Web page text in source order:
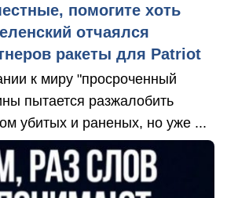
помогите хоть
отчаялся
ракеты для Patriot
к миру "просроченный
пытается разжалобить
убитых и раненых, но уже ...